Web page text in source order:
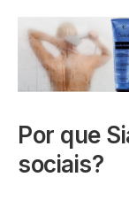
Por que
sociais?